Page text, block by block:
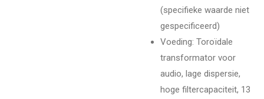
(specifieke waarde niet
gespecificeerd)
Voeding: Toroïdale
transformator voor
audio, lage dispersie,
hoge filtercapaciteit, 13